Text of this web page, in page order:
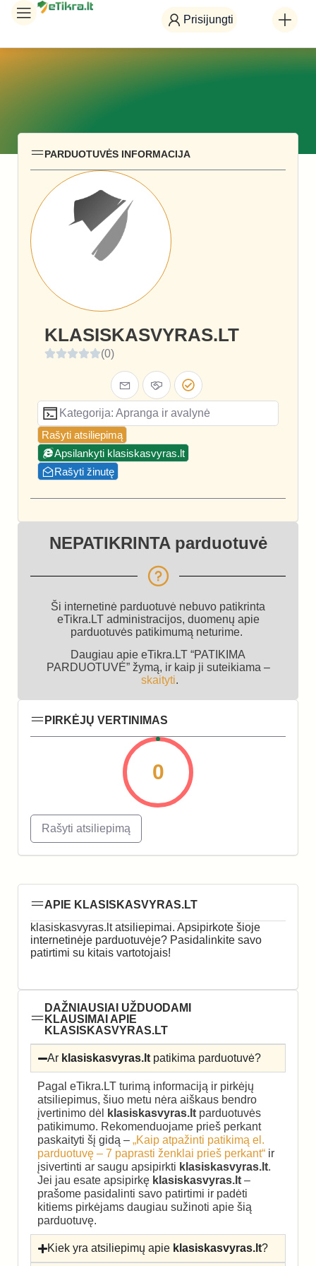
Prisijungti
PARDUOTUVĖS INFORMACIJA
KLASISKASVYRAS.LT
(0)
Kategorija: Apranga ir avalynė
Rašyti atsiliepimą
Apsilankyti klasiskasvyras.lt
Rašyti žinutę
NEPATIKRINTA parduotuvė
Ši internetinė parduotuvė nebuvo patikrinta
eTikra.LT administracijos, duomenų apie
parduotuvės patikimumą neturime.
Daugiau apie eTikra.LT “PATIKIMA
PARDUOTUVĖ” žymą, ir kaip ji suteikiama –
skaityti.
PIRKĖJŲ VERTINIMAS
0
Rašyti atsiliepimą
APIE KLASISKASVYRAS.LT
klasiskasvyras.lt atsiliepimai. Apsipirkote šioje
internetinėje parduotuvėje? Pasidalinkite savo
patirtimi su kitais vartotojais!
DAŽNIAUSIAI UŽDUODAMI
KLAUSIMAI APIE
KLASISKASVYRAS.LT
Ar klasiskasvyras.lt patikima parduotuvė?
Pagal eTikra.LT turimą informaciją ir pirkėjų
atsiliepimus, šiuo metu nėra aiškaus bendro
įvertinimo dėl
klasiskasvyras.lt parduotuvės
patikimumo. Rekomenduojame prieš perkant
paskaityti šį gidą – „Kaip atpažinti patikimą el.
parduotuvę – 7 paprasti ženklai prieš perkant“ ir
įsivertinti ar saugu apsipirkti klasiskasvyras.lt.
Jei jau esate apsipirkę klasiskasvyras.lt –
prašome pasidalinti savo patirtimi ir padėti
kitiems pirkėjams daugiau sužinoti apie šią
parduotuvę.
Kiek yra atsiliepimų apie klasiskasvyras.lt?